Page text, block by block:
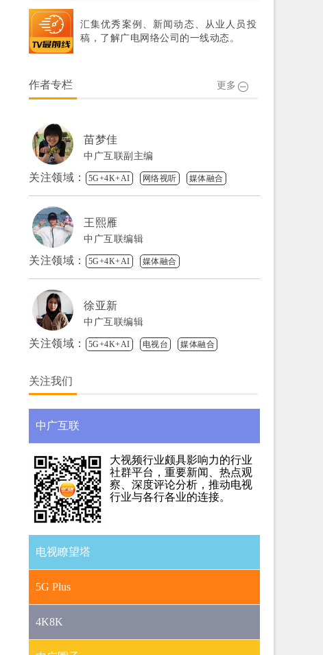
汇集优秀案例、新闻动态、从业人员投
稿，了解广电网络公司的一线动态。
作者专栏 更多
苗梦佳
中广互联副主编
关注领域： 5G+4K+AI 网络视听 媒体融合
王熙雁
中广互联编辑
关注领域： 5G+4K+AI 媒体融合
徐亚新
中广互联编辑
关注领域： 5G+4K+AI 电视台 媒体融合
关注我们
中广互联
大视频行业颇具影响力的行业
社群平台，重要新闻、热点观
察、深度评论分析，推动电视
行业与各行各业的连接。
电视瞭望塔
5G Plus
4K8K